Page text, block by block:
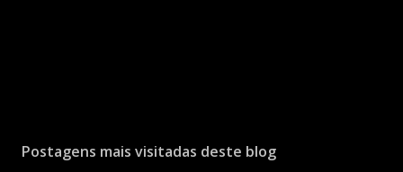
Postagens mais visitadas deste blog